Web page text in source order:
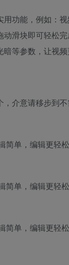
功能，例如：
滑块即可轻松
等参数，让视
介意请移步到